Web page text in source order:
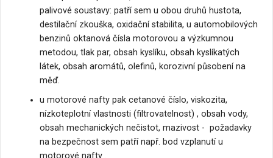
palivové soustavy: patří sem u obou druhů hustota,
destilační zkouška, oxidační stabilita, u automobilových
benzinů oktanová čísla motorovou a výzkumnou
metodou, tlak par, obsah kyslíku, obsah kyslíkatých
látek, obsah aromátů, olefinů, korozivní působení na
měď.
u motorové nafty pak cetanové číslo, viskozita,
nízkoteplotní vlastnosti (filtrovatelnost) , obsah vody,
obsah mechanických nečistot, mazivost - požadavky
na bezpečnost sem patří např. bod vzplanutí u